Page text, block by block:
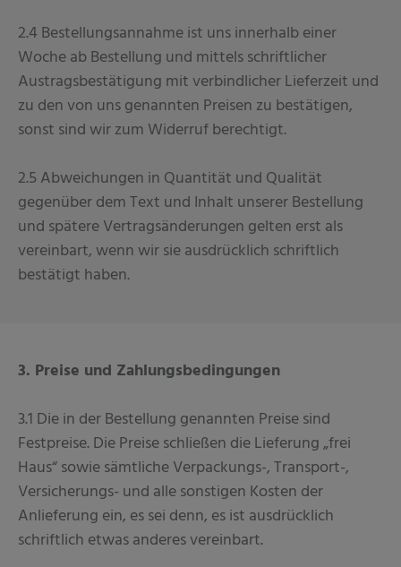
2.4 Bestellungsannahme ist uns innerhalb einer
Woche ab Bestellung und mittels schriftlicher
Austragsbestätigung mit verbindlicher Lieferzeit und
zu den von uns genannten Preisen zu bestätigen,
sonst sind wir zum Widerruf berechtigt.
2.5 Abweichungen in Quantität und Qualität
gegenüber dem Text und Inhalt unserer Bestellung
und spätere Vertragsänderungen gelten erst als
vereinbart, wenn wir sie ausdrücklich schriftlich
bestätigt haben.
3. Preise und Zahlungsbedingungen
3.1 Die in der Bestellung genannten Preise sind
Festpreise. Die Preise schließen die Lieferung „frei
Haus“ sowie sämtliche Verpackungs-, Transport-,
Versicherungs- und alle sonstigen Kosten der
Anlieferung ein, es sei denn, es ist ausdrücklich
schriftlich etwas anderes vereinbart.